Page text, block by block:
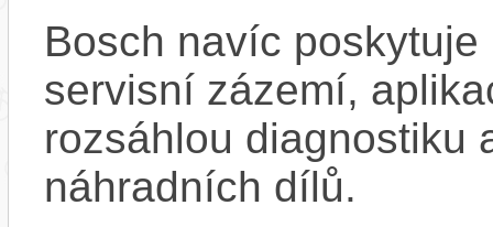
Bosch navíc
servisní zázemí,
rozsáhlou diagnostiku
náhradních dílů.